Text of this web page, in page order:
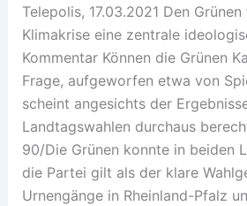
Telepolis, 17.03.2021 Den
Klimakrise eine zentrale
Kommentar Können die Grünen
Frage, aufgeworfen etwa von
scheint angesichts der
Landtagswahlen durchaus
90/Die Grünen konnte in beiden
die Partei gilt als der klare
Urnengänge in Rheinland-Pfalz